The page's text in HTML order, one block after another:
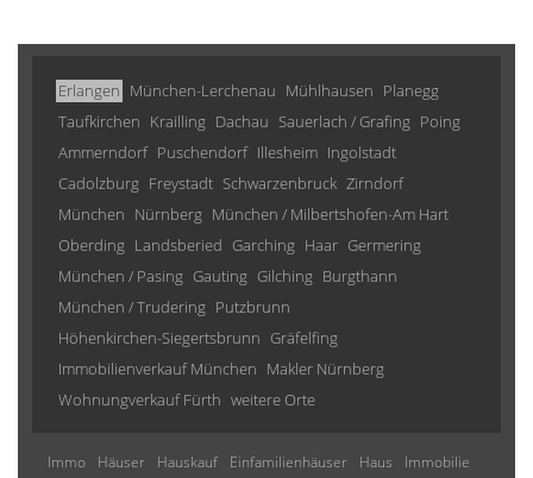
Erlangen München-Lerchenau Mühlhausen Planegg
Taufkirchen Krailling Dachau Sauerlach / Grafing Poing
Ammerndorf Puschendorf Illesheim Ingolstadt
Cadolzburg Freystadt Schwarzenbruck Zirndorf
München Nürnberg München / Milbertshofen-Am Hart
Oberding Landsberied Garching Haar Germering
München / Pasing Gauting Gilching Burgthann
München / Trudering Putzbrunn
Höhenkirchen-Siegertsbrunn Gräfelfing
Immobilienverkauf München Makler Nürnberg
Wohnungverkauf Fürth weitere Orte
Immo Häuser Hauskauf Einfamilienhäuser Haus
Immobilie